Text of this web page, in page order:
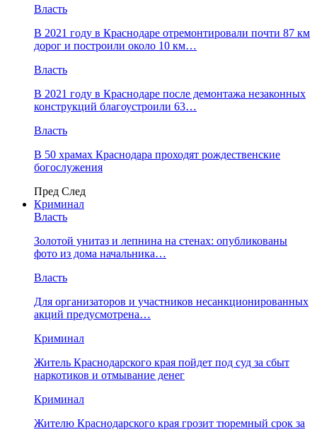
Власть
В 2021 году в Краснодаре отремонтировали почти 87 км
дорог и построили около 10 км…
Власть
В 2021 году в Краснодаре после демонтажа незаконных
конструкций благоустроили 63…
Власть
В 50 храмах Краснодара проходят рождественские
богослужения
Пред След
Криминал
Власть
​Золотой унитаз и лепнина на стенах: опубликованы
фото из дома начальника…
Власть
Для организаторов и участников несанкционированных
акций предусмотрена…
Криминал
Житель Краснодарского края пойдет под суд за сбыт
наркотиков и отмывание денег
Криминал
Жителю Краснодарского края грозит тюремный срок за